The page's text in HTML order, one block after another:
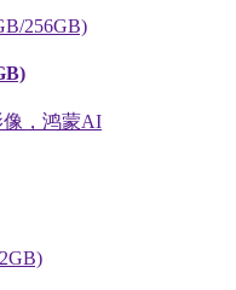
像，鸿蒙AI